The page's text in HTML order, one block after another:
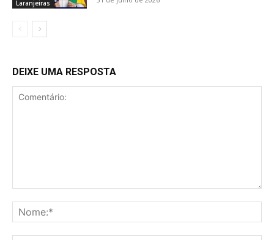
Laranjeiras
DEIXE UMA RESPOSTA